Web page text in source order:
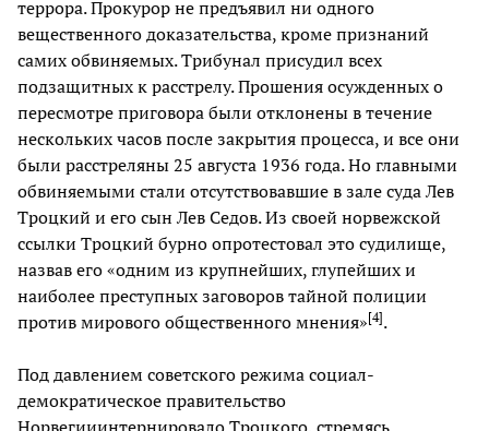
террора. Прокурор не предъявил ни одного
вещественного доказательства, кроме признаний
самих обвиняемых. Трибунал присудил всех
подзащитных к расстрелу. Прошения осужденных о
пересмотре приговора были отклонены в течение
нескольких часов после закрытия процесса, и все они
были расстреляны 25 августа 1936 года. Но главными
обвиняемыми стали отсутствовавшие в зале суда Лев
Троцкий и его сын Лев Седов. Из своей норвежской
ссылки Троцкий бурно опротестовал это судилище,
назвав его «одним из крупнейших, глупейших и
наиболее преступных заговоров тайной полиции
против мирового общественного мнения»[4].
Под давлением советского режима социал-
демократическое правительство
Норвегииинтернировало Троцкого, стремясь